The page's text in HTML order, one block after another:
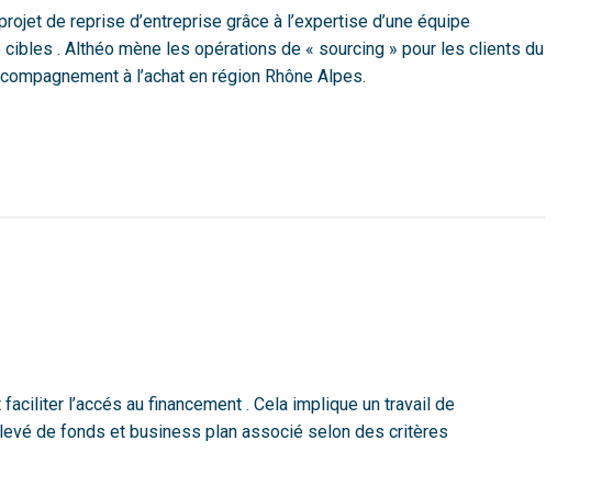
de reprise d’entreprise grâce à l’expertise d’une équipe
. Althéo mène les opérations de « sourcing » pour les clients du
à l’achat en région Rhône Alpes.
l’accés au financement . Cela implique un travail de
de fonds et business plan associé selon des critères